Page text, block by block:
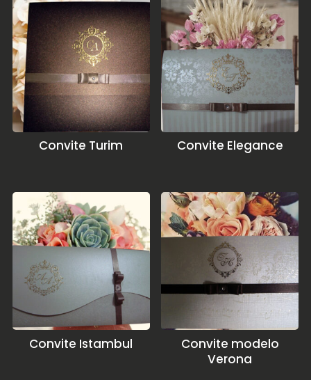
Convite Turim Convite Elegance
Convite Istambul
Convite modelo
Verona